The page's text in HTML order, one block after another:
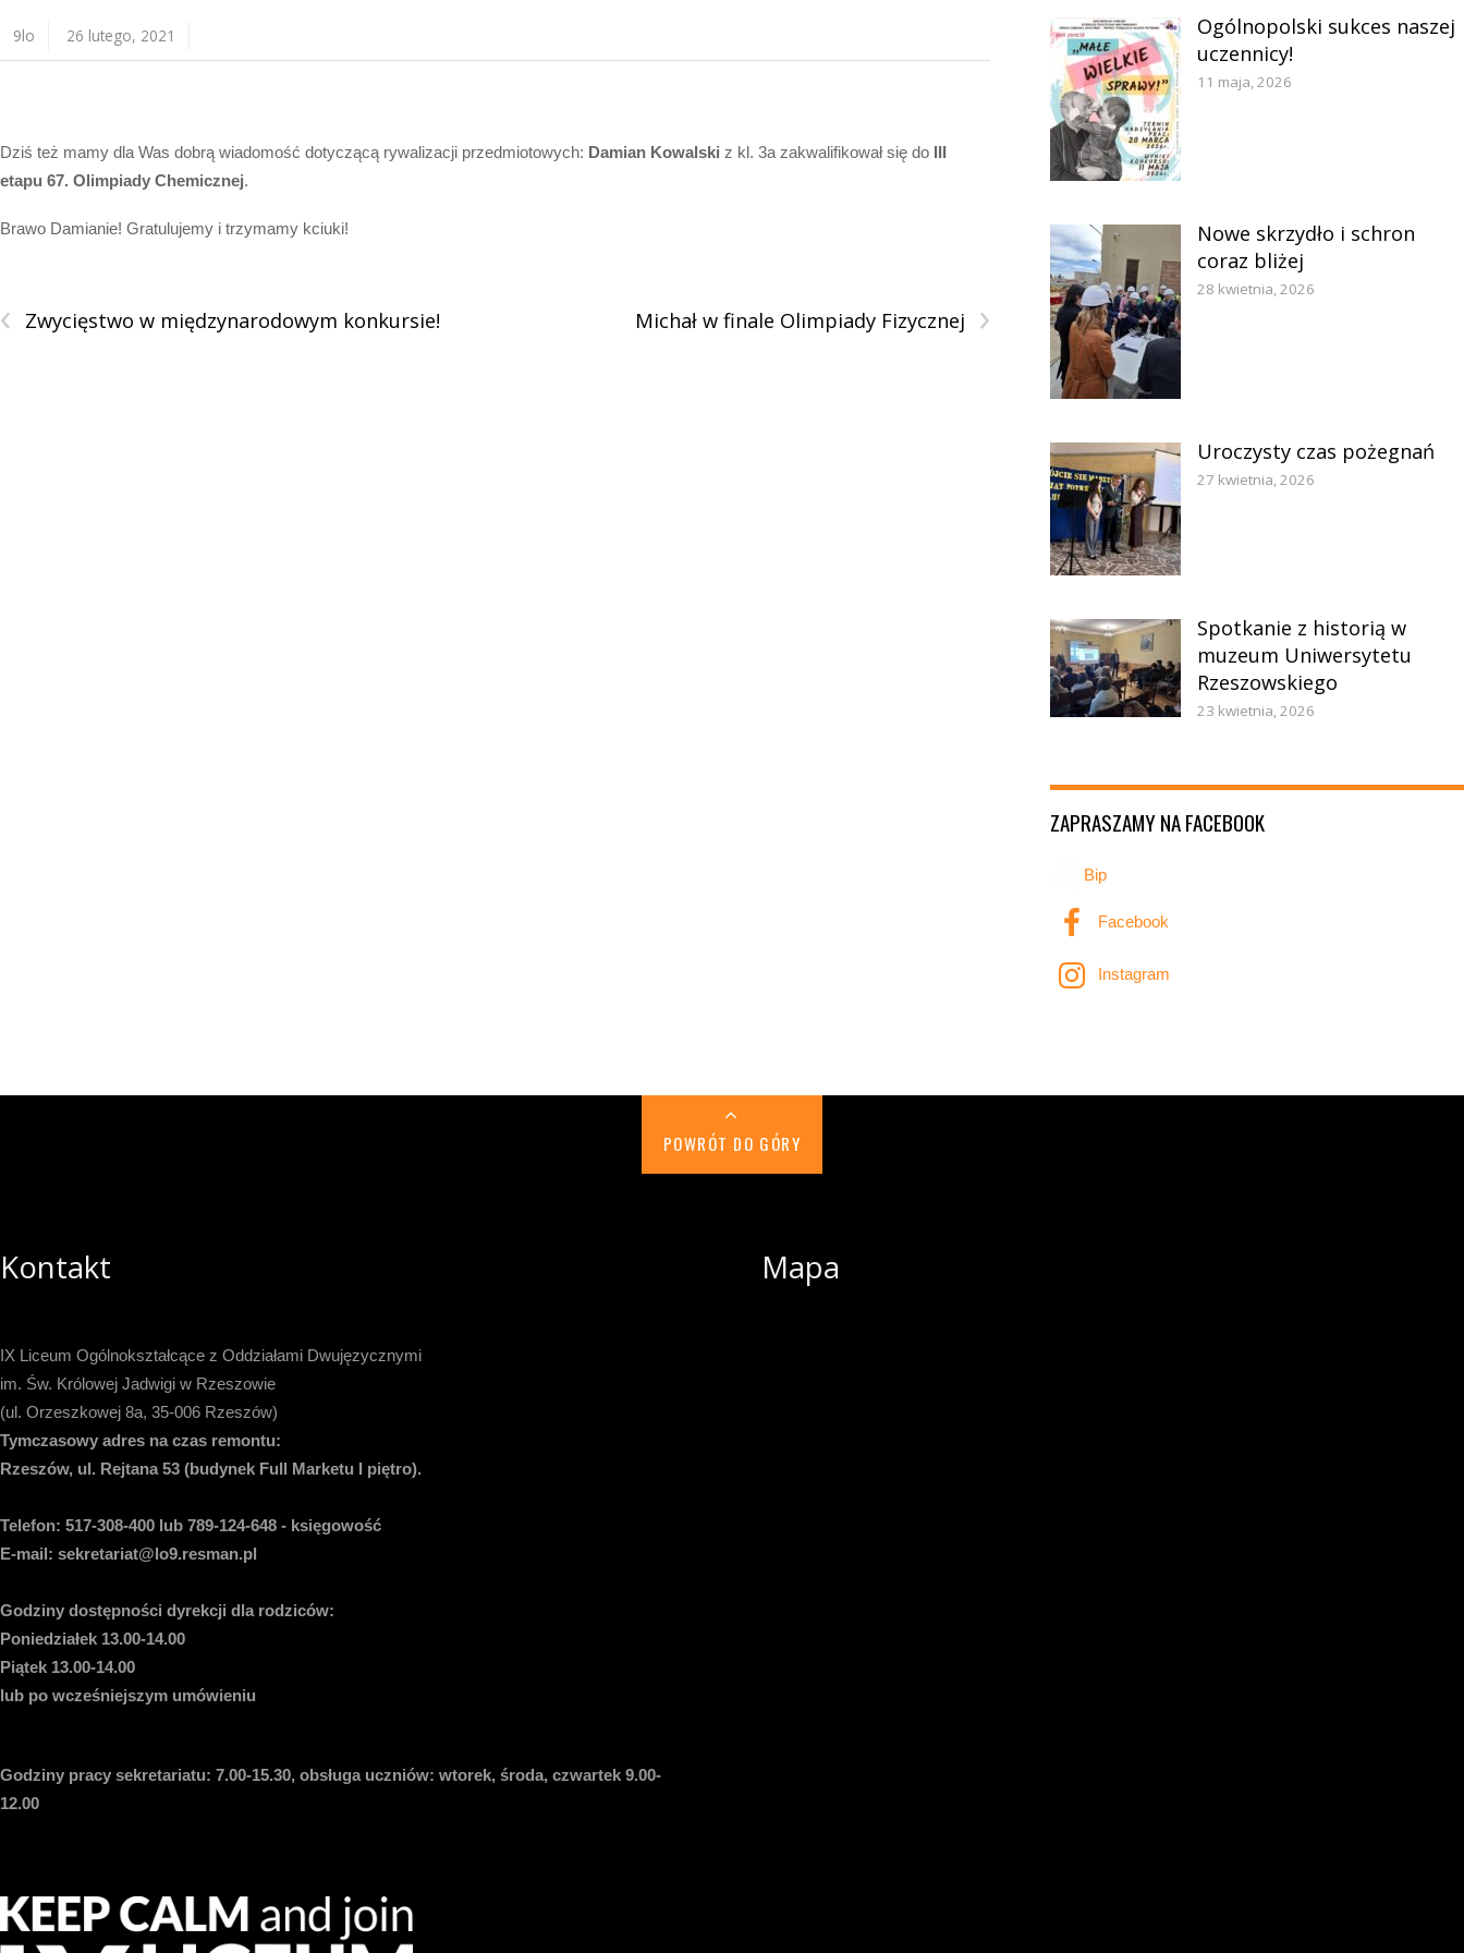
9lo 26 lutego, 2021
Dziś też mamy dla Was dobrą wiadomość dotyczącą rywalizacji przedmiotowych: Damian Kowalski z kl. 3a zakwalifikował się do III
etapu 67. Olimpiady Chemicznej.
Brawo Damianie! Gratulujemy i trzymamy kciuki!
‹ Zwycięstwo w międzynarodowym konkursie! ›
Michał w finale Olimpiady Fizycznej
Ogólnopolski sukces naszej
uczennicy!
11 maja, 2026
Nowe skrzydło i schron
coraz bliżej
28 kwietnia, 2026
Uroczysty czas pożegnań
27 kwietnia, 2026
Spotkanie z historią w
muzeum Uniwersytetu
Rzeszowskiego
23 kwietnia, 2026
ZAPRASZAMY NA FACEBOOK
Bip
Facebook
Instagram
POWRÓT DO GÓRY
Kontakt
IX Liceum Ogólnokształcące z Oddziałami Dwujęzycznymi
im. Św. Królowej Jadwigi w Rzeszowie
(ul. Orzeszkowej 8a, 35-006 Rzeszów)
Tymczasowy adres na czas remontu:
Rzeszów, ul. Rejtana 53 (budynek Full Marketu I piętro).
Telefon: 517-308-400 lub 789-124-648 - księgowość
E-mail: sekretariat@lo9.resman.pl
Godziny dostępności dyrekcji dla rodziców:
Poniedziałek 13.00-14.00
Piątek 13.00-14.00
lub po wcześniejszym umówieniu
Godziny pracy sekretariatu: 7.00-15.30, obsługa uczniów: wtorek, środa, czwartek 9.00-
12.00
Mapa